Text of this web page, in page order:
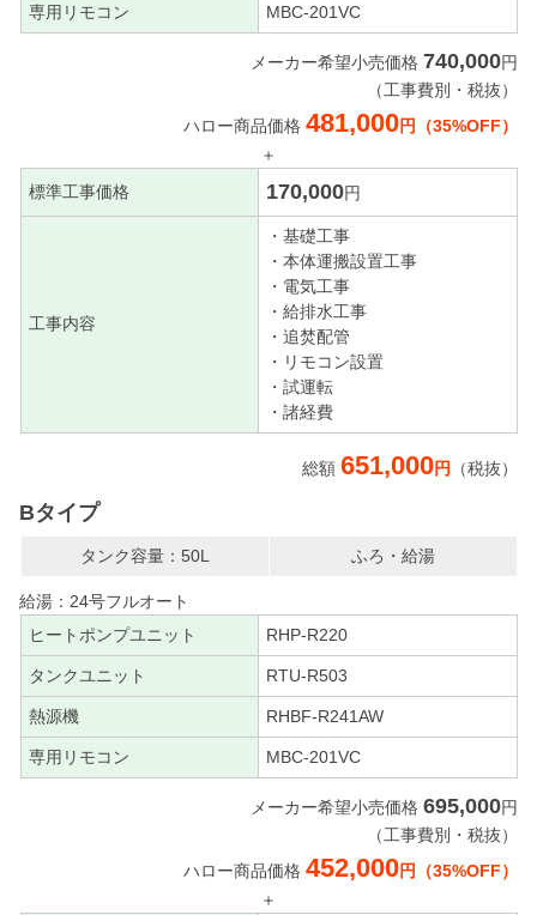
専用リモコン MBC-201VC
メーカー希望小売価格 740,000円
（工事費別・税抜）
ハロー商品価格 481,000円（35%OFF）
＋
標準工事価格
170,000円
工事内容
・基礎工事
・本体運搬設置工事
・電気工事
・給排水工事
・追焚配管
・リモコン設置
・試運転
・諸経費
総額 651,000円 （税抜）
Bタイプ
タンク容量：50L ふろ・給湯
給湯：24号フルオート
ヒートポンプユニット
RHP-R220
タンクユニット RTU-R503
熱源機 RHBF-R241AW
専用リモコン MBC-201VC
メーカー希望小売価格 695,000円
（工事費別・税抜）
ハロー商品価格 452,000円（35%OFF）
＋